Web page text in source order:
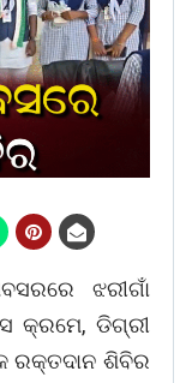
ଝରୀଗାଁ
କ୍ରମେ, ଡିଗ୍ରୀ
ଶିବିର